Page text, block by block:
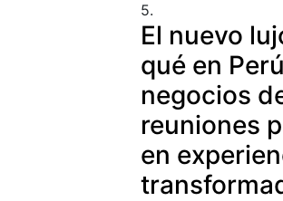
5.
El nuevo
qué en
negocios
reuniones
en